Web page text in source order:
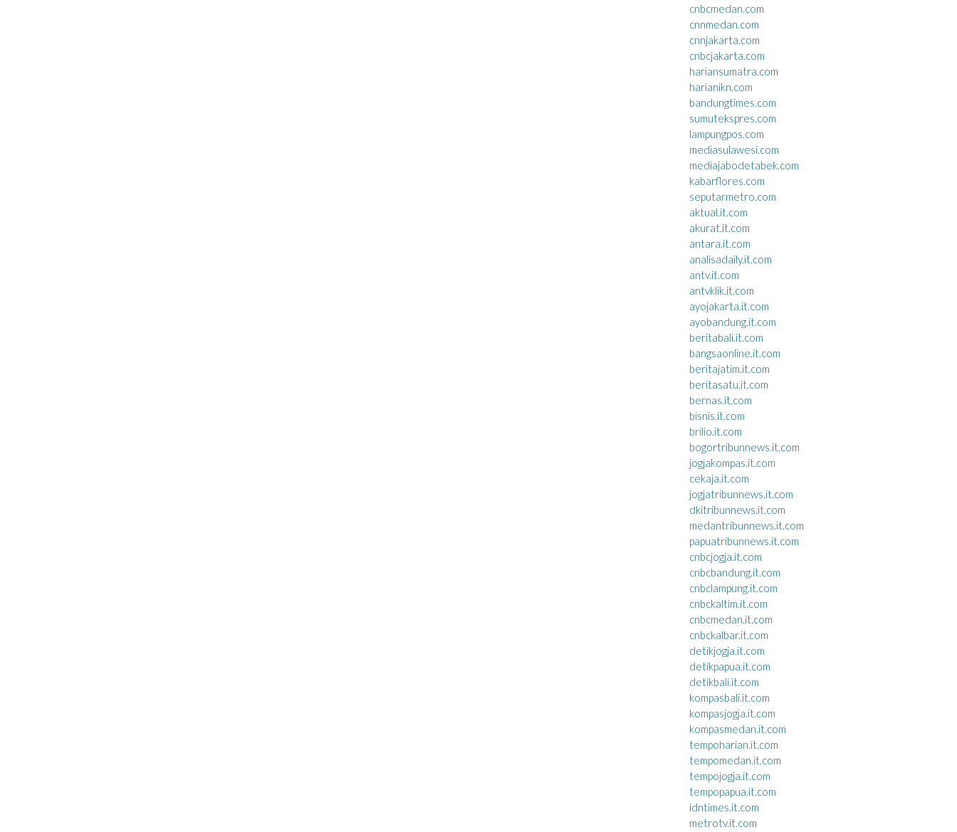
cnbcmedan.com
cnnmedan.com
cnnjakarta.com
cnbcjakarta.com
hariansumatra.com
harianikn.com
bandungtimes.com
sumutekspres.com
lampungpos.com
mediasulawesi.com
mediajabodetabek.com
kabarflores.com
seputarmetro.com
aktual.it.com
akurat.it.com
antara.it.com
analisadaily.it.com
antv.it.com
antvklik.it.com
ayojakarta.it.com
ayobandung.it.com
beritabali.it.com
bangsaonline.it.com
beritajatim.it.com
beritasatu.it.com
bernas.it.com
bisnis.it.com
brilio.it.com
bogortribunnews.it.com
jogjakompas.it.com
cekaja.it.com
jogjatribunnews.it.com
dkitribunnews.it.com
medantribunnews.it.com
papuatribunnews.it.com
cnbcjogja.it.com
cnbcbandung.it.com
cnbclampung.it.com
cnbckaltim.it.com
cnbcmedan.it.com
cnbckalbar.it.com
detikjogja.it.com
detikpapua.it.com
detikbali.it.com
kompasbali.it.com
kompasjogja.it.com
kompasmedan.it.com
tempoharian.it.com
tempomedan.it.com
tempojogja.it.com
tempopapua.it.com
idntimes.it.com
metrotv.it.com